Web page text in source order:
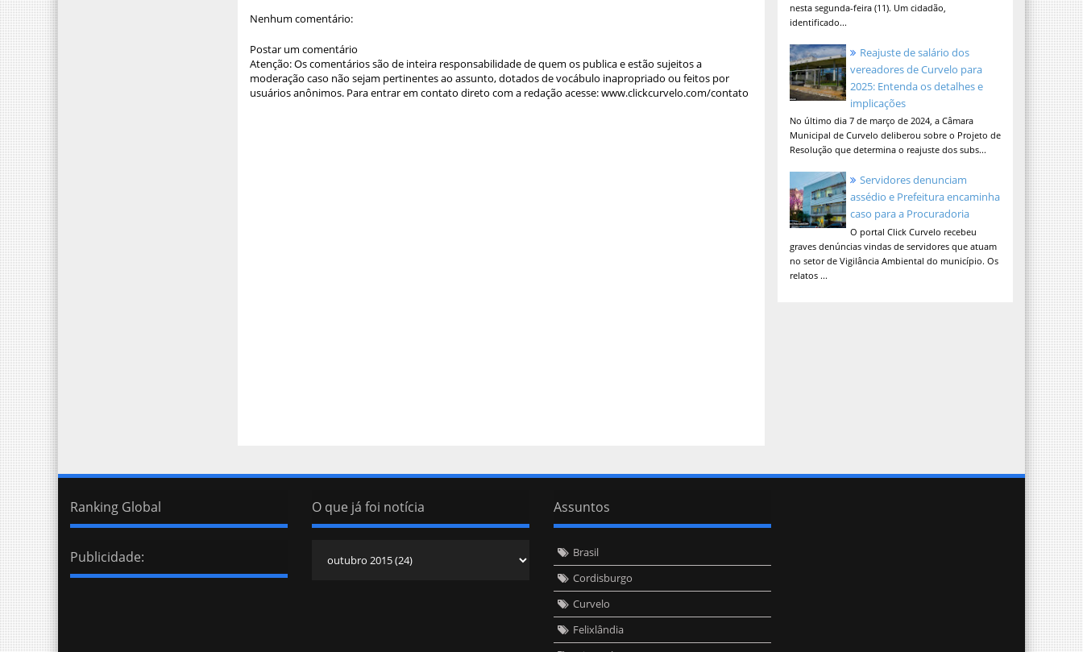
Nenhum comentário:
Postar um comentário
Atenção: Os comentários são de inteira responsabilidade de quem os publica e estão sujeitos a
moderação caso não sejam pertinentes ao assunto, dotados de vocábulo inapropriado ou feitos por
usuários anônimos. Para entrar em contato direto com a redação acesse: www.clickcurvelo.com/contato
nesta segunda-feira (11). Um cidadão,
identificado...
Reajuste de salário dos
vereadores de Curvelo para
2025: Entenda os detalhes e
implicações
No último dia 7 de março de 2024, a Câmara
Municipal de Curvelo deliberou sobre o Projeto de
Resolução que determina o reajuste dos subs...
Servidores denunciam
assédio e Prefeitura encaminha
caso para a Procuradoria
O portal Click Curvelo recebeu
graves denúncias vindas de servidores que atuam
no setor de Vigilância Ambiental do município. Os
relatos ...
Ranking Global
Publicidade:
O que já foi notícia Assuntos
Brasil
Cordisburgo
Curvelo
Felixlândia